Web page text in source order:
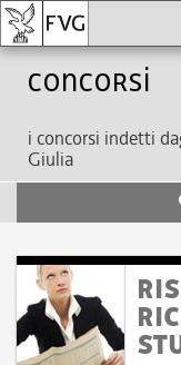
Concorsi
i concorsi indetti
Giulia